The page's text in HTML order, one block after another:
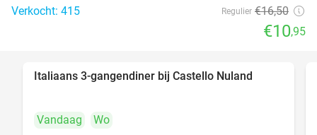
Verkocht: 415 Regulier €16,50
€10,95
Italiaans 3-gangendiner bij Castello Nuland
Vandaag
Wo